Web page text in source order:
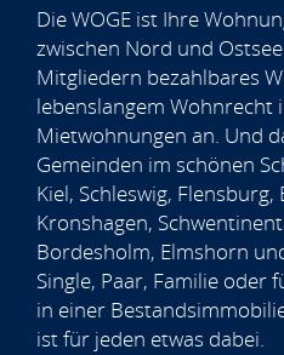
Die WOGE ist Ihre
zwischen Nord und
Mitgliedern bezahlbares
lebenslangem Wohnrecht
Mietwohnungen an. Und
Gemeinden im schönen
Kiel, Schleswig,
Kronshagen,
Bordesholm, Elmshorn
Single, Paar, Familie oder
in einer
ist für jeden etwas dabei.